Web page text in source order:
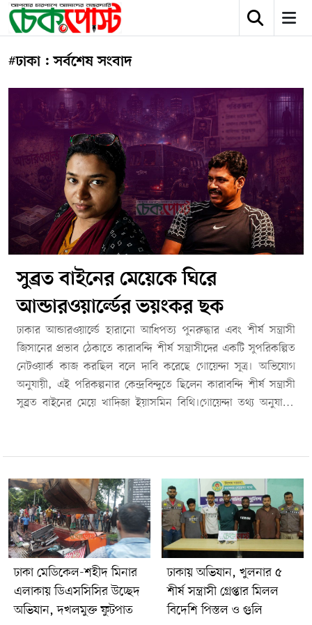
#ঢাকা : সর্বশেষ সংবাদ
সুব্রত বাইনের মেয়েকে ঘিরে
আন্ডারওয়ার্ল্ডের ভয়ংকর ছক
ঢাকার আন্ডারওয়ার্ল্ডে হারানো আধিপত্য পুনরুদ্ধার এবং শীর্ষ সন্ত্রাসী
জিসানের প্রভাব ঠেকাতে কারাবন্দি শীর্ষ সন্ত্রাসীদের একটি সুপরিকল্পিত
নেটওয়ার্ক কাজ করছিল বলে দাবি করেছে গোয়েন্দা সূত্র। অভিযোগ
অনুযায়ী, এই পরিকল্পনার কেন্দ্রবিন্দুতে ছিলেন কারাবন্দি শীর্ষ সন্ত্রাসী
সুব্রত বাইনের মেয়ে খাদিজা ইয়াসমিন বিথি।গোয়েন্দা তথ্য অনুযায়ী,
আন্ডারওয়ার্ল্ডে সুব্রত বাইনের প্রভাব পুনঃপ্রতিষ্ঠা এবং তানিম রেজা
বাপ্পিকে জিসানের প্রতিদ্বন্দ্বী হিসেবে সামনে আনার লক্ষ্য ছিল বলে তদন্ত-
সংশ্লিষ্ট সূত্রের দাবি।অনুসন্ধানে জানা গেছে, গত বছর সুব্রত বাইন ও
মোল্লা মাসুদ গ্রেপ্তার হওয়ার পর ঢাকার অপরাধ জগতে জিসান গ্রুপের
প্রভাব বাড়তে থাকে। সেই প্রেক্ষাপটে কারাগারে থাকা কয়েকজন শীর্ষ
সন্ত্রাসী নিজেদের প্রভাব ফিরিয়ে আনতে একাধিক পরিকল্পনা করেন বলে
অভিযোগ রয়েছে।তদন্ত-সংশ্লিষ্ট সূত্রের ভাষ্য, গ্রেপ্তার হওয়া তানিম রেজা
বাপ্পি, যিনি শীর্ষ সন্ত্রাসী ইখতিয়ারের ভাগিনা হিসেবে পরিচিত, তাকে এই
পরিকল্পনা বাস্তবায়নের অন্যতম ব্যক্তি হিসেবে বিবেচনা করা হয়।
অভিযোগ রয়েছে, কারাগারের বাইরে থেকে পলাতক লেদার লিটন
ঢাকা মেডিকেল-শহীদ মিনার
এলাকায় ডিএসসিসির উচ্ছেদ
অভিযান, দখলমুক্ত ফুটপাত
ঢাকায় অভিযান, খুলনার ৫
শীর্ষ সন্ত্রাসী গ্রেপ্তার মিলল
বিদেশি পিস্তল ও গুলি